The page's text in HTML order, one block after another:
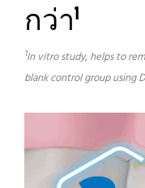
กว่า1
1In vitro study, helps to
blank control group using